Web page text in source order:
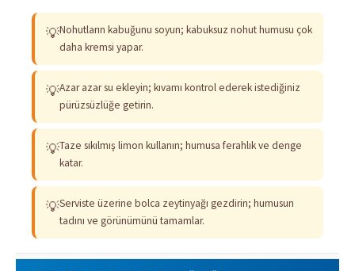
💡Nohutların kabuğunu soyun; kabuksuz nohut humusu çok
daha kremsi yapar.
💡Azar azar su ekleyin; kıvamı kontrol ederek istediğiniz
pürüzsüzlüğe getirin.
💡Taze sıkılmış limon kullanın; humusa ferahlık ve denge
katar.
💡Serviste üzerine bolca zeytinyağı gezdirin; humusun
tadını ve görünümünü tamamlar.